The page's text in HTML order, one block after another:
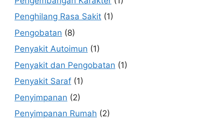
Penghilang Rasa Sakit (1)
Pengobatan (8)
Penyakit Autoimun (1)
Penyakit dan Pengobatan (1)
Penyakit Saraf (1)
Penyimpanan (2)
Penyimpanan Rumah (2)